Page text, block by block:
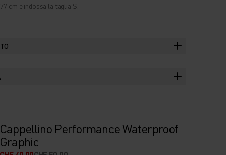
cm e indossa la taglia S.
Cappellino Performance Waterproof
Graphic